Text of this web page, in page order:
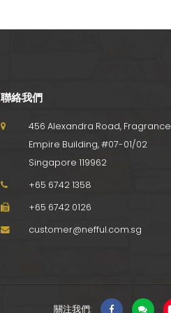
聯絡我們
456 Alexandra Road, Fragrance
Empire Building, #07-01/02
Singapore 119962
+65 6742 1358
+65 6742 0126
customer@nefful.com.sg
關注我們: